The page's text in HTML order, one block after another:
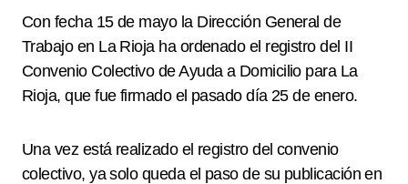
Con fecha 15 de mayo la Dirección General de
Trabajo en La Rioja ha ordenado el registro del II
Convenio Colectivo de Ayuda a Domicilio para La
Rioja, que fue firmado el pasado día 25 de enero.
Una vez está realizado el registro del convenio
colectivo, ya solo queda el paso de su publicación en